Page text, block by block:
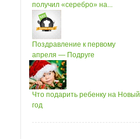
получил «серебро» на...
Поздравление к первому
апреля — Подруге
Что подарить ребенку на Новый
год